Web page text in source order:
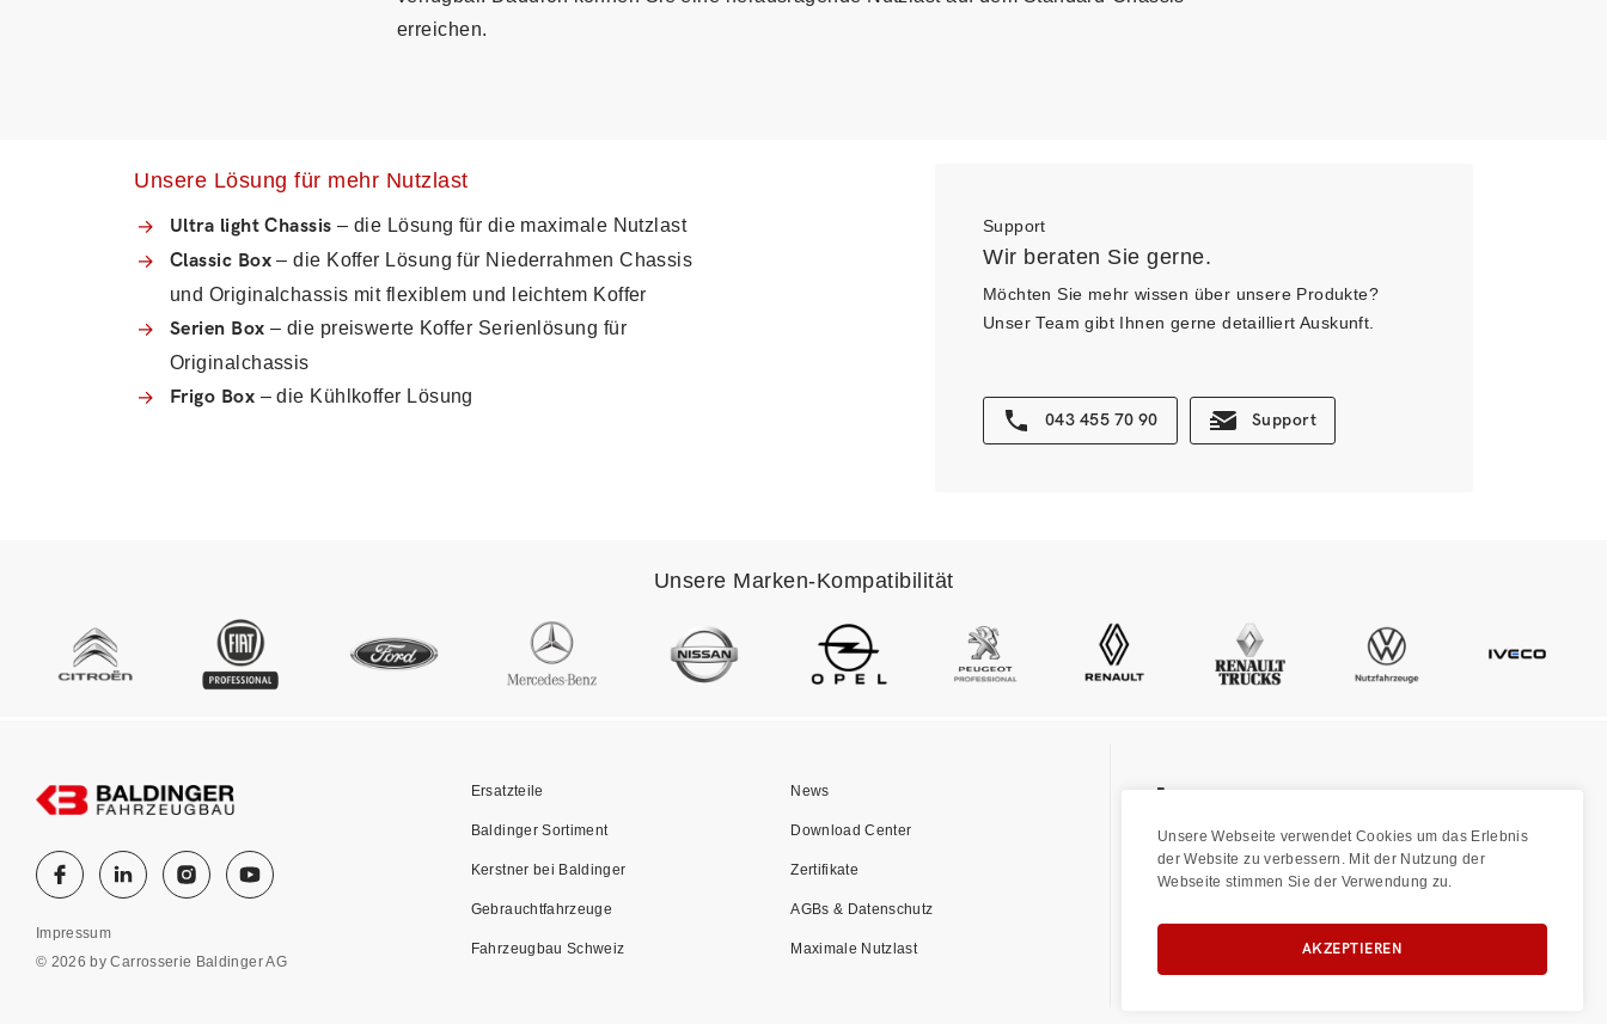
erreichen.
Unsere Lösung für mehr Nutzlast
Ultra light Chassis – die Lösung für die maximale Nutzlast
Classic Box– die Koffer Lösung für Niederrahmen Chassis
und Originalchassis mit flexiblem und leichtem Koffer
Serien Box – die preiswerte Koffer Serienlösung für
Originalchassis
Frigo Box – die Kühlkoffer Lösung
Support
Wir beraten Sie gerne.
Möchten Sie mehr wissen über unsere Produkte?
Unser Team gibt Ihnen gerne detailliert Auskunft.
043 455 70 90 Support
Unsere Marken-Kompatibilität
Unsere Webseite verwendet Cookies um das Erlebnis
der Website zu verbessern. Mit der Nutzung der
Webseite stimmen Sie der Verwendung zu.
AKZEPTIEREN
Impressum
© 2026 by Carrosserie Baldinger AG
Ersatzteile
Baldinger Sortiment
Kerstner bei Baldinger
Gebrauchtfahrzeuge
Fahrzeugbau Schweiz
News
Download Center
Zertifikate
AGBs & Datenschutz
Maximale Nutzlast
kontakt@baldinger-ag.ch
Newsletter Anmelden